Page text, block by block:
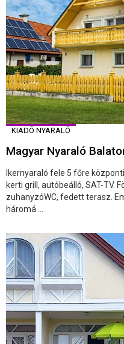
KIADÓ NYARALÓ
Magyar Nyaraló
Ikernyaraló fele 5 főre
kerti grill, autóbeálló, SAT-TV.
zuhanyzóWC, fedett terasz.
háromá ...